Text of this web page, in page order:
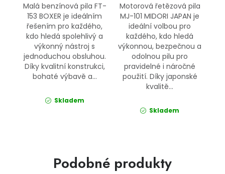
Malá benzínová pila FT-
153 BOXER je ideálním
řešením pro každého,
kdo hledá spolehlivý a
výkonný nástroj s
jednoduchou obsluhou.
Díky kvalitní konstrukci,
bohaté výbavě a...
Skladem
Motorová řetězová pila
MJ-101 MIDORI JAPAN je
ideální volbou pro
každého, kdo hledá
výkonnou, bezpečnou a
odolnou pilu pro
pravidelné i náročné
použití. Díky japonské
kvalitě...
Skladem
Podobné produkty